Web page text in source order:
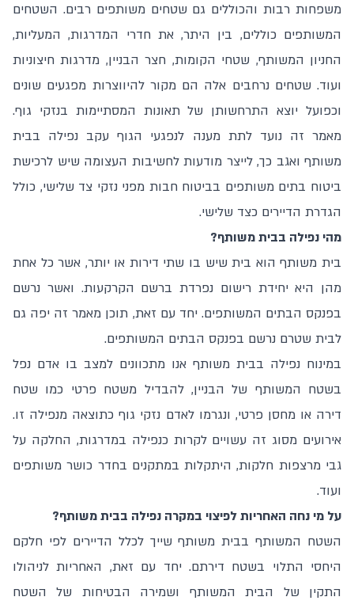
משפחות רבות והכוללים גם שטחים משותפים רבים. השטחים
המשותפים כוללים, בין היתר, את חדרי המדרגות, המעליות,
החניון המשותף, שטחי הקומות, חצר הבניין, מדרגות חיצוניות
ועוד. שטחים נרחבים אלה הם מקור להיווצרות מפגעים שונים
וכפועל יוצא התרחשותן של תאונות המסתיימות בנזקי גוף.
מאמר זה נועד לתת מענה לנפגעי הגוף עקב נפילה בבית
משותף ואגב כך, לייצר מודעות לחשיבות העצומה שיש לרכישת
ביטוח בתים משותפים בביטוח חבות מפני נזקי צד שלישי, כולל
הגדרת הדיירים כצד שלישי.
מהי נפילה בבית משותף?
בית משותף הוא בית שיש בו שתי דירות או יותר, אשר כל אחת
מהן היא יחידת רישום נפרדת ברשם הקרקעות. ואשר נרשם
בפנקס הבתים המשותפים. יחד עם זאת, תוכן מאמר זה יפה גם
לבית שטרם נרשם בפנקס הבתים המשותפים.
במינוח נפילה בבית משותף אנו מתכוונים למצב בו אדם נפל
בשטח המשותף של הבניין, להבדיל משטח פרטי כמו שטח
דירה או מחסן פרטי, ונגרמו לאדם נזקי גוף כתוצאה מנפילה זו.
אירועים מסוג זה עשויים לקרות כנפילה במדרגות, החלקה על
גבי מרצפות חלקות, היתקלות במתקנים בחדר כושר משותפים
ועוד.
על מי נחה האחריות לפיצוי במקרה נפילה בבית משותף?
השטח המשותף בבית משותף שייך לכלל הדיירים לפי חלקם
היחסי התלוי בשטח דירתם. יחד עם זאת, האחריות לניהולו
התקין של הבית המשותף ושמירה הבטיחות של השטח